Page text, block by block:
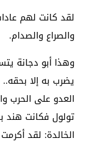
لقد كانت لهم
والصراع والصدام.
وهذا أبو دجانة
يضرب به إلا
العدو على الحرب
تولول فكانت هند
الخالدة: لقد